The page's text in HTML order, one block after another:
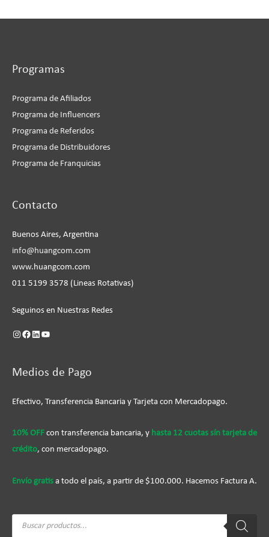
Programas
Programa de Afiliados
Programa de Influencers
Programa de Referidos
Programa de Distribuidores
Programa de Franquicias
Contacto
Buenos Aires, Argentina
info@huangcom.com
www.huangcom.com
011 5199 3578 (Lineas Rotativas)
Seguinos en Nuestras Redes
Medios de Pago
Efectivo, Transferencia Bancaria y Tarjeta con Mercadopago.
10% OFF con transferencia bancaria, y hasta 12 cuotas sín tarjeta de
crédito, con mercadopago.
Envío gratis a todo el país, a partir de $100.000. Hacemos Factura A.
Búsqueda